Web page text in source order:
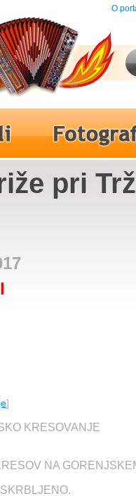
O
pri
]
KRESOVANJE
NA